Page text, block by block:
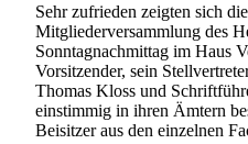
Sehr zufrieden zeigten sich
Mitgliederversammlung des
Sonntagnachmittag im Haus
Vorsitzender, sein
Thomas Kloss und
einstimmig in ihren Ämtern
Beisitzer aus den einzelnen